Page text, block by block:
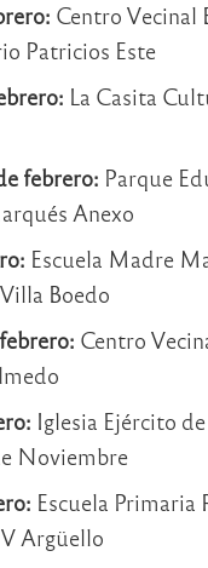
Centro Vecinal
Patricios Este
La Casita
febrero: Parque
Anexo
Escuela Madre
Boedo
Centro
Iglesia Ejército
Noviembre
Escuela Primaria
Argüello